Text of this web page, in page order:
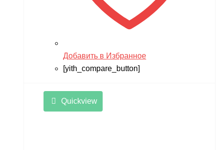
Добавить в Избранное
[yith_compare_button]
Quickview